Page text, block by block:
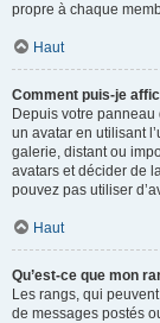
propre à chaque
Haut
Comment puis-je
Depuis votre panneau
un avatar en utilisant
galerie, distant ou
avatars et décider de
pouvez pas utiliser
Haut
Qu’est-ce que mon
Les rangs, qui
de messages postés